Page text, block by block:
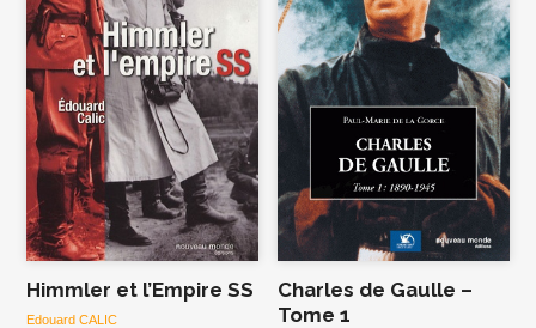
Himmler et l’Empire SS
Edouard CALIC
Charles de Gaulle –
Tome 1